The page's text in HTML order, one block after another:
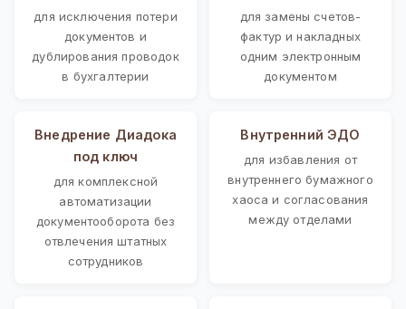
для исключения потери
документов и
дублирования проводок
в бухгалтерии
для замены счетов-
фактур и накладных
одним электронным
документом
Внедрение Диадока
под ключ
для комплексной
автоматизации
документооборота без
отвлечения штатных
сотрудников
Внутренний ЭДО
для избавления от
внутреннего бумажного
хаоса и согласования
между отделами